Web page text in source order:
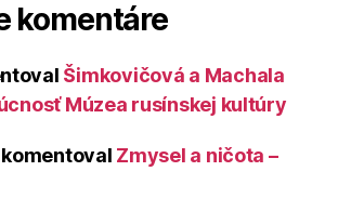
komentáre
Šimkovičová a Machala
Múzea rusínskej kultúry
komentoval Zmysel a ničota –